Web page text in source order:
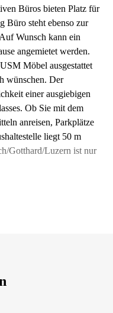
Büros bieten Platz für
Büro steht ebenso zur
Wunsch kann ein
angemietet werden.
Möbel ausgestattet
wünschen. Der
einer ausgiebigen
Ob Sie mit dem
anreisen, Parkplätze
liegt 50 m
Gotthard/Luzern ist nur